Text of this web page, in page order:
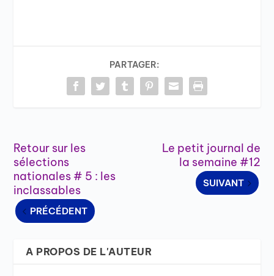
PARTAGER:
Retour sur les
sélections
nationales # 5 : les
inclassables
PRÉCÉDENT
Le petit journal de
la semaine #12
SUIVANT
A PROPOS DE L'AUTEUR